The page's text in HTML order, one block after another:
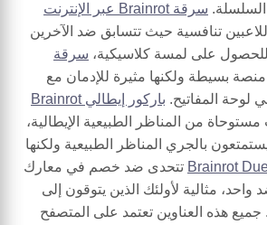
السلسلة. سرقة Brainrot عبر الإنترنت
تنافسية حيث تتسابق ضد الآخرين
على لمسة كلاسيكية، سرقة
بسيطة ولكنها مثيرة للإدمان مع
لوحة المفاتيح.
باركور إيطالي Brainrot
من المناظر الطبيعية الإيطالية،
بالجري المناظر الطبيعية ولكنها
تتحدى ضد خصم في معارك
مثالية لأولئك الذين يتوقون إلى
هذه العناوين تعتمد على المتصفح